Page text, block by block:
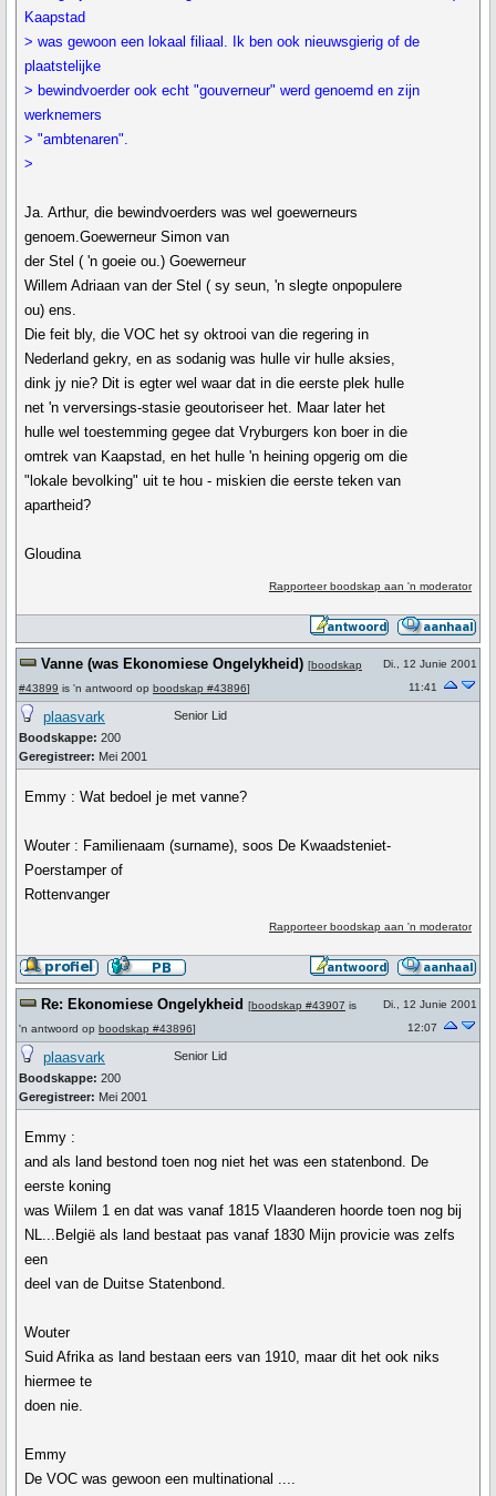
Kaapstad
> was gewoon een lokaal filiaal. Ik ben ook nieuwsgierig of de
plaatstelijke
> bewindvoerder ook echt "gouverneur" werd genoemd en zijn
werknemers
> "ambtenaren".
>
Ja. Arthur, die bewindvoerders was wel goewerneurs
genoem.Goewerneur Simon van
der Stel ( 'n goeie ou.) Goewerneur
Willem Adriaan van der Stel ( sy seun, 'n slegte onpopulere
ou) ens.
Die feit bly, die VOC het sy oktrooi van die regering in
Nederland gekry, en as sodanig was hulle vir hulle aksies,
dink jy nie? Dit is egter wel waar dat in die eerste plek hulle
net 'n verversings-stasie geoutoriseer het. Maar later het
hulle wel toestemming gegee dat Vryburgers kon boer in die
omtrek van Kaapstad, en het hulle 'n heining opgerig om die
"lokale bevolking" uit te hou - miskien die eerste teken van
apartheid?
Gloudina
Rapporteer boodskap aan 'n moderator
Vanne (was Ekonomiese Ongelykheid) [boodskap
#43899 is 'n antwoord op boodskap #43896]
Di., 12 Junie 2001
11:41
plaasvark
Boodskappe: 200
Geregistreer: Mei 2001
Senior Lid
Emmy : Wat bedoel je met vanne?
Wouter : Familienaam (surname), soos De Kwaadsteniet-
Poerstamper of
Rottenvanger
Rapporteer boodskap aan 'n moderator
Re: Ekonomiese Ongelykheid [boodskap #43907 is
'n antwoord op boodskap #43896]
Di., 12 Junie 2001
12:07
plaasvark
Boodskappe: 200
Geregistreer: Mei 2001
Senior Lid
Emmy :
and als land bestond toen nog niet het was een statenbond. De
eerste koning
was Wiilem 1 en dat was vanaf 1815 Vlaanderen hoorde toen nog bij
NL...België als land bestaat pas vanaf 1830 Mijn provicie was zelfs
een
deel van de Duitse Statenbond.
Wouter
Suid Afrika as land bestaan eers van 1910, maar dit het ook niks
hiermee te
doen nie.
Emmy
De VOC was gewoon een multinational ....